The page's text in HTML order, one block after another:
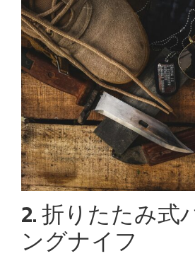
2. 折りたたみ式
ングナイフ